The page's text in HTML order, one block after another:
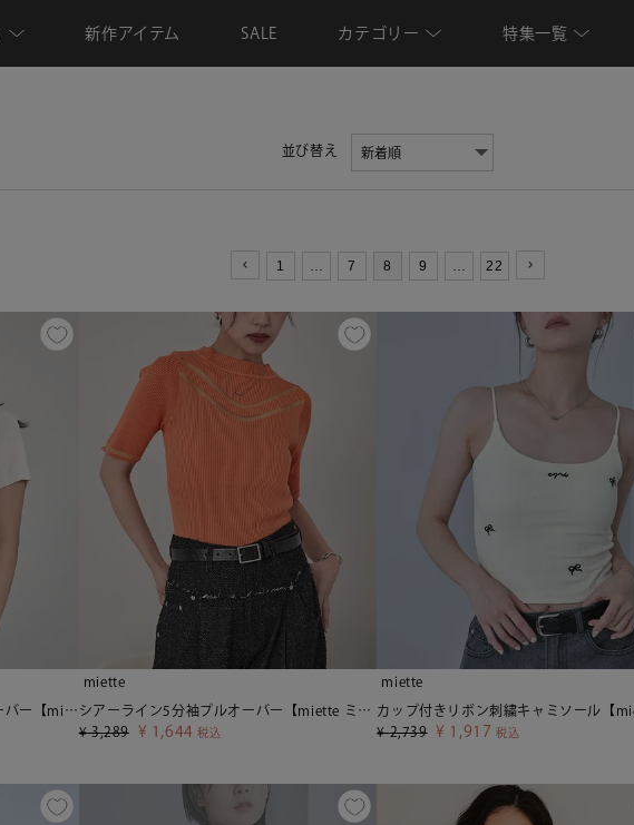
新作アイテム SALE カテゴリー 特集一覧
並び替え
1 … 7 8 9 … 22
シルバープレート付き配色プルオーバー【miette ミエット】【メール便可／90】
miette
シアーライン5分袖プルオーバー【miette ミエット】【メール便可／90】
¥ 3,289 ¥ 1,644 税込
miette
¥ 2,739 ¥ 1,917 税込